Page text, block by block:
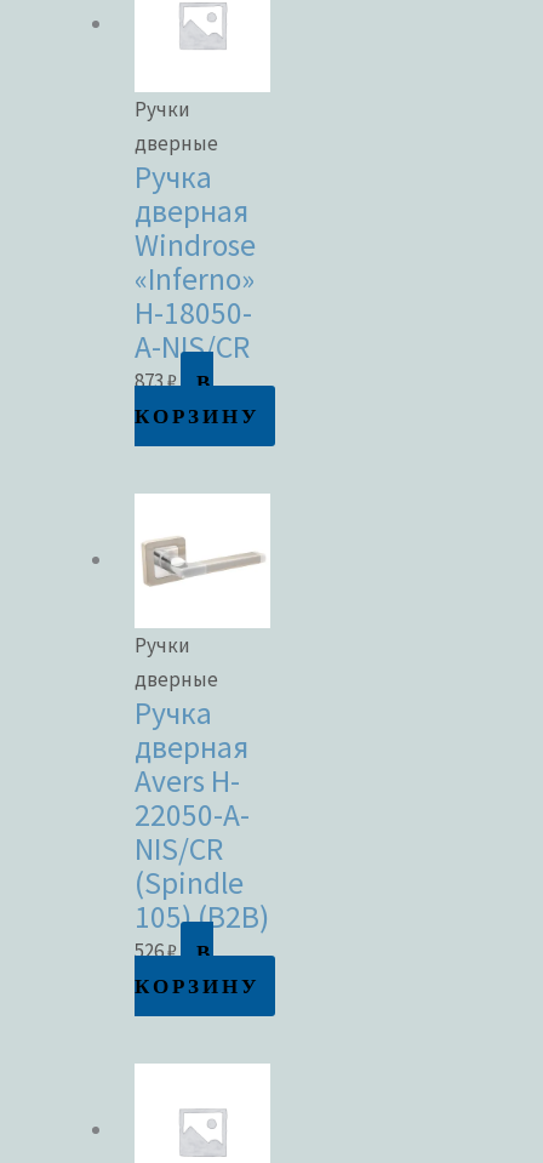
Ручки
дверные
Ручка
дверная
Windrose
«Inferno»
H-18050-
A-NIS/CR
873₽
В
КОРЗИНУ
Ручки
дверные
Ручка
дверная
Avers H-
22050-A-
NIS/CR
(Spindle
105) (B2B)
526₽
В
КОРЗИНУ